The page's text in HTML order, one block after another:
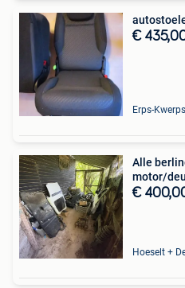
€
Erps-Kwerps
Alle
motor/
€
Hoeselt +